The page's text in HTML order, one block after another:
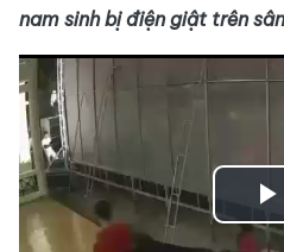
nam sinh bị điện giật trên